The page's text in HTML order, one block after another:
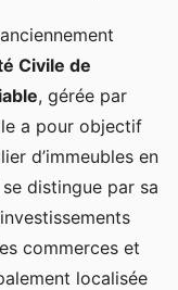
Civile de
, gérée par
a pour objectif
d’immeubles en
distingue par sa
commerces et
localisée